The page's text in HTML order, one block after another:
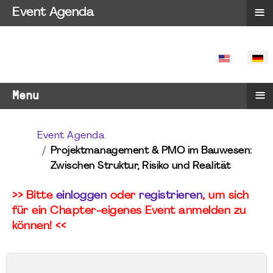
SPRACHE
Menu ≡
Event Agenda
Projektmanagement & PMO im Bauwesen:
Zwischen Struktur, Risiko und Realität
>> Bitte einloggen oder registrieren, um sich
für ein Chapter-eigenes Event anmelden zu
können! <<
Event Agenda ≡